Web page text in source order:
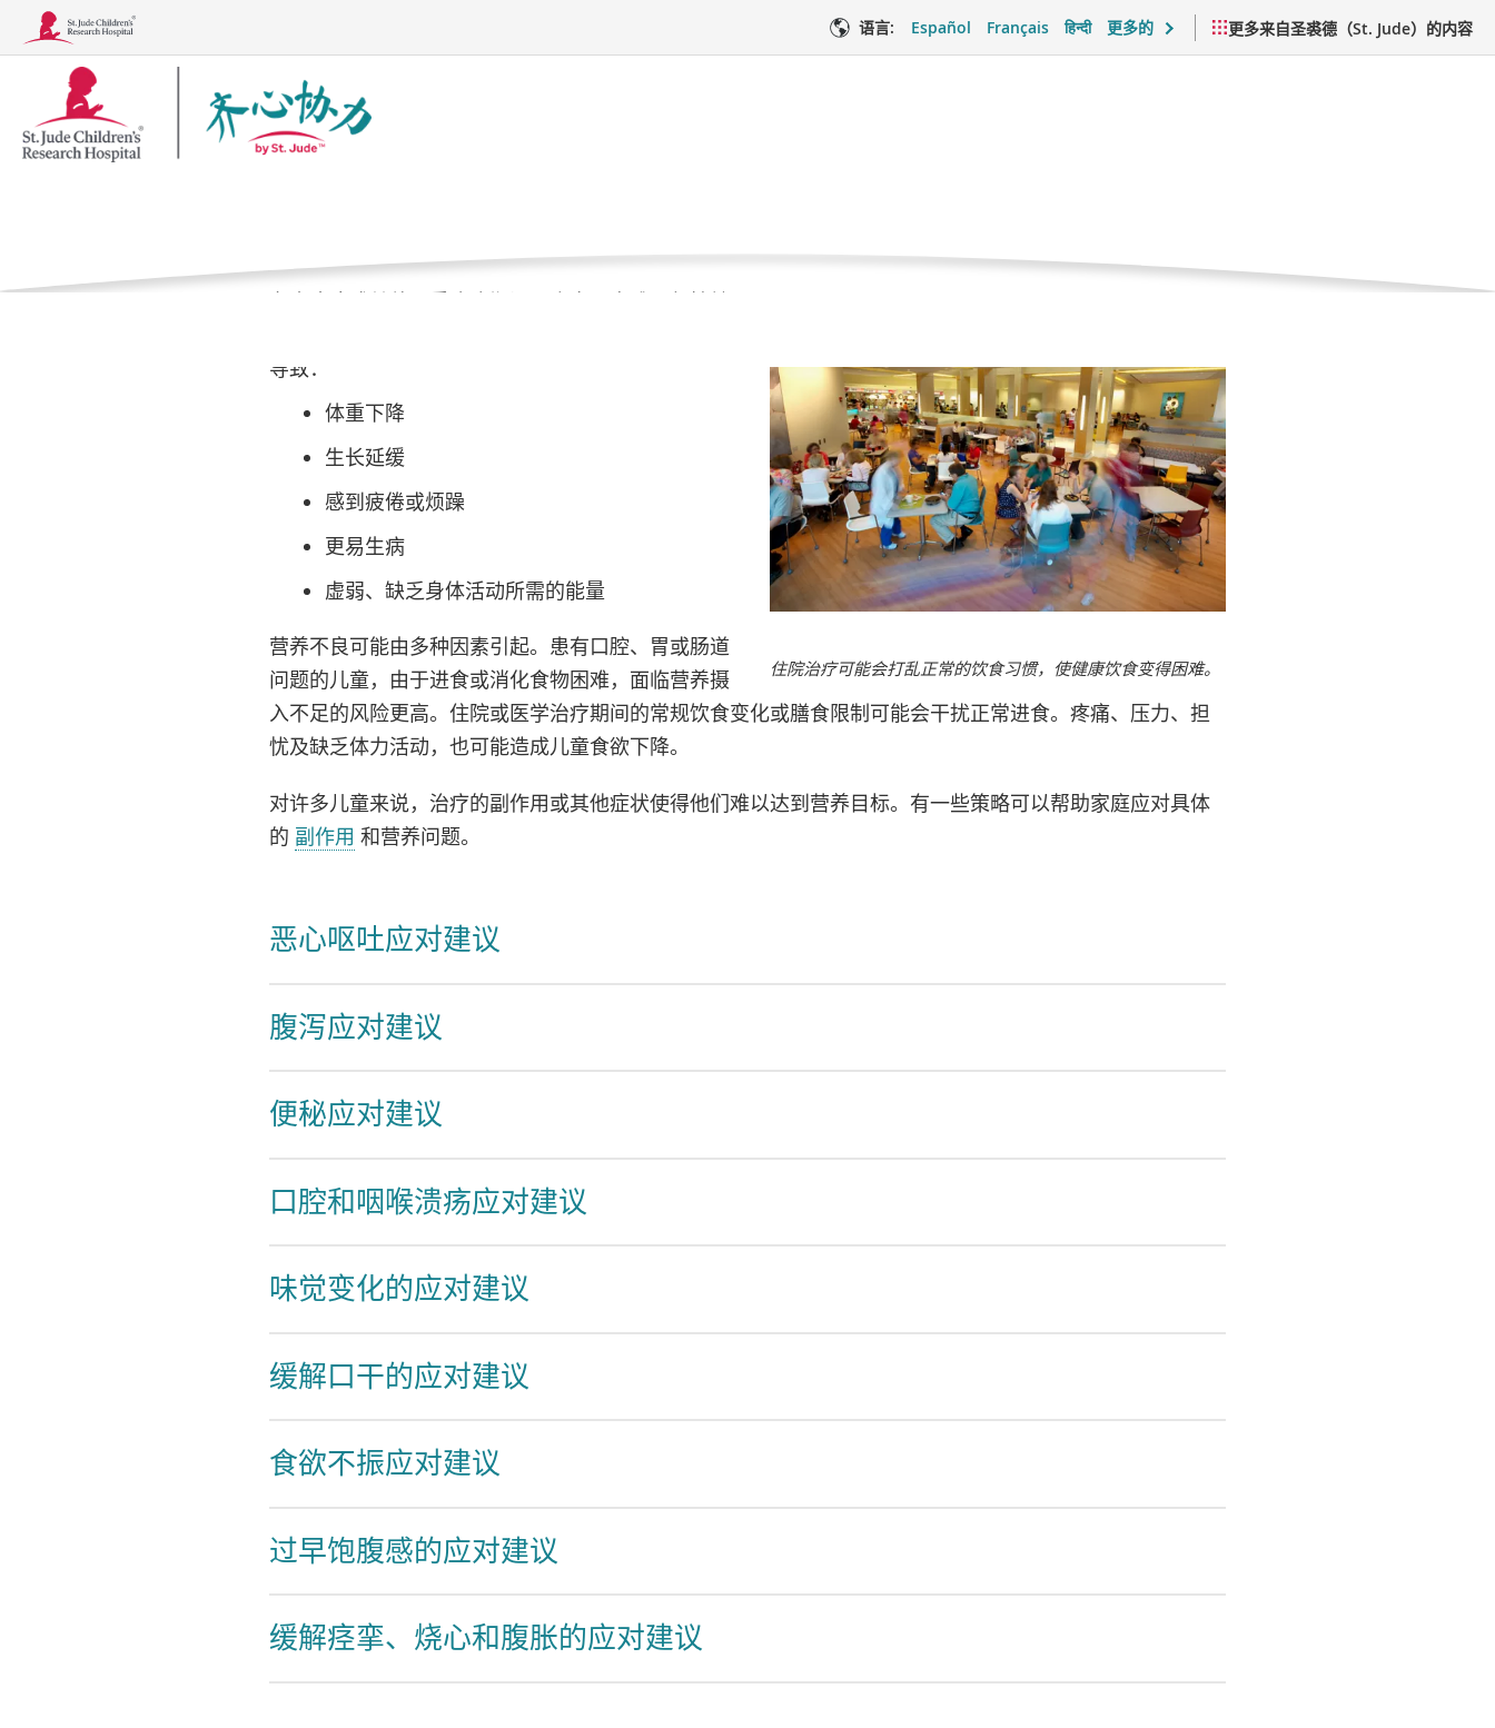
语言: Español Français हिन्दी 更多的 更多来自圣裘德（St. Jude）的内容
营养和副作用
住院治疗可能会打乱正常的饮食习惯，使健康饮食变得困难。
在患癌症或其他严重疾病期间，许多儿童难以保持健
导致：
体重下降
生长延缓
感到疲倦或烦躁
更易生病
虚弱、缺乏身体活动所需的能量
营养不良可能由多种因素引起。患有口腔、胃或肠道
问题的儿童，由于进食或消化食物困难，面临营养摄
入不足的风险更高。住院或医学治疗期间的常规饮食变化或膳食限制可能会干扰正常进食。疼痛、压力、担
忧及缺乏体力活动，也可能造成儿童食欲下降。
对许多儿童来说，治疗的副作用或其他症状使得他们难以达到营养目标。有一些策略可以帮助家庭应对具体
的 副作用 和营养问题。
恶心呕吐应对建议
腹泻应对建议
便秘应对建议
口腔和咽喉溃疡应对建议
味觉变化的应对建议
缓解口干的应对建议
食欲不振应对建议
过早饱腹感的应对建议
缓解痉挛、烧心和腹胀的应对建议